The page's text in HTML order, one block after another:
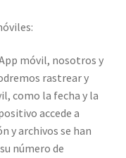
móvil, nosotros y
rastrear y
como la fecha y la
accede a
y archivos se han
número de